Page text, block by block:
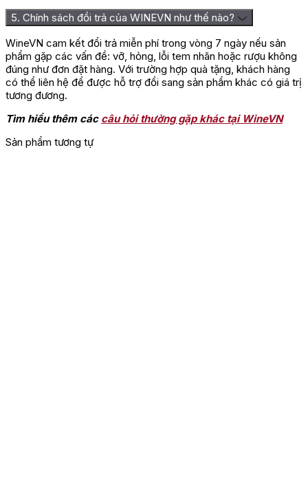
5. Chính sách đổi trả của WINEVN như thế nào?
WineVN cam kết đổi trả miễn phí trong vòng 7 ngày nếu sản
phẩm gặp các vấn đề: vỡ, hỏng, lỗi tem nhãn hoặc rượu không
đúng như đơn đặt hàng. Với trường hợp quà tặng, khách hàng
có thể liên hệ để được hỗ trợ đổi sang sản phẩm khác có giá trị
tương đương.
Tìm hiểu thêm các câu hỏi thường gặp khác tại WineVN
Sản phẩm tương tự